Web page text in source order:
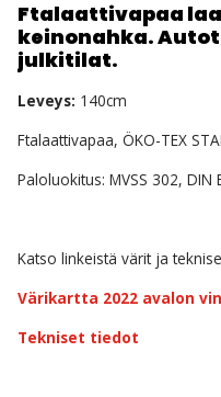
Ftalaattivapaa
keinonahka.
julkitilat.
Leveys: 140cm
Ftalaattivapaa, ÖKO-TEX
Paloluokitus: MVSS 302, DIN
Katso linkeistä värit ja
Värikartta 2022 avalon
Tekniset tiedot